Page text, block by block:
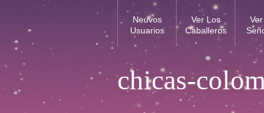
chicas-
Neuvos
Usuarios
Ver Los
Caballeros